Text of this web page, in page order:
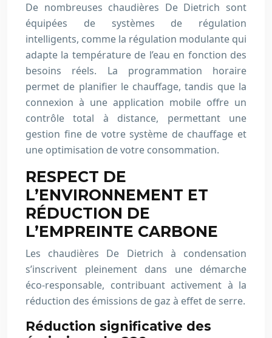
De nombreuses chaudières De Dietrich sont
équipées de systèmes de régulation
intelligents, comme la régulation modulante qui
adapte la température de l’eau en fonction des
besoins réels. La programmation horaire
permet de planifier le chauffage, tandis que la
connexion à une application mobile offre un
contrôle total à distance, permettant une
gestion fine de votre système de chauffage et
une optimisation de votre consommation.
RESPECT DE
L’ENVIRONNEMENT ET
RÉDUCTION DE
L’EMPREINTE CARBONE
Les chaudières De Dietrich à condensation
s’inscrivent pleinement dans une démarche
éco-responsable, contribuant activement à la
réduction des émissions de gaz à effet de serre.
Réduction significative des